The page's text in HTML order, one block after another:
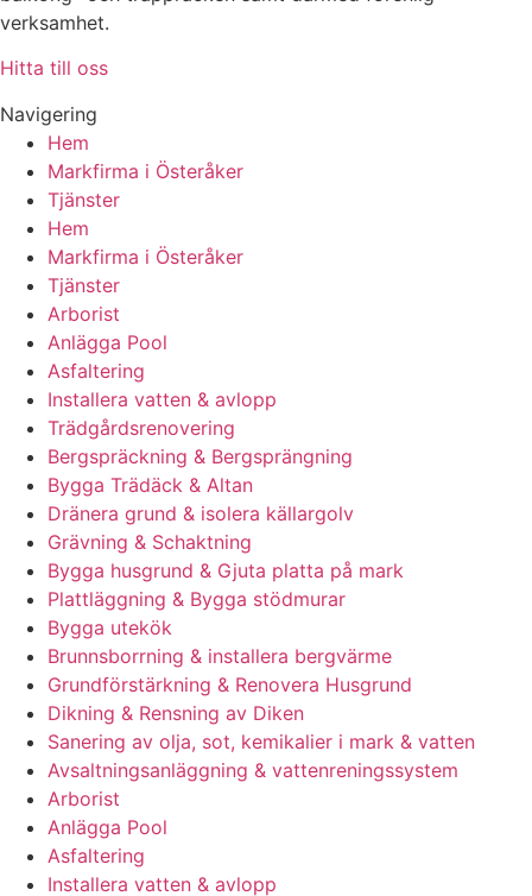
verksamhet.
Hitta till oss
Navigering
Hem
Markfirma i Österåker
Tjänster
Hem
Markfirma i Österåker
Tjänster
Arborist
Anlägga Pool
Asfaltering
Installera vatten & avlopp
Trädgårdsrenovering
Bergspräckning & Bergsprängning
Bygga Trädäck & Altan
Dränera grund & isolera källargolv
Grävning & Schaktning
Bygga husgrund & Gjuta platta på mark
Plattläggning & Bygga stödmurar
Bygga utekök
Brunnsborrning & installera bergvärme
Grundförstärkning & Renovera Husgrund
Dikning & Rensning av Diken
Sanering av olja, sot, kemikalier i mark & vatten
Avsaltningsanläggning & vattenreningssystem
Arborist
Anlägga Pool
Asfaltering
Installera vatten & avlopp